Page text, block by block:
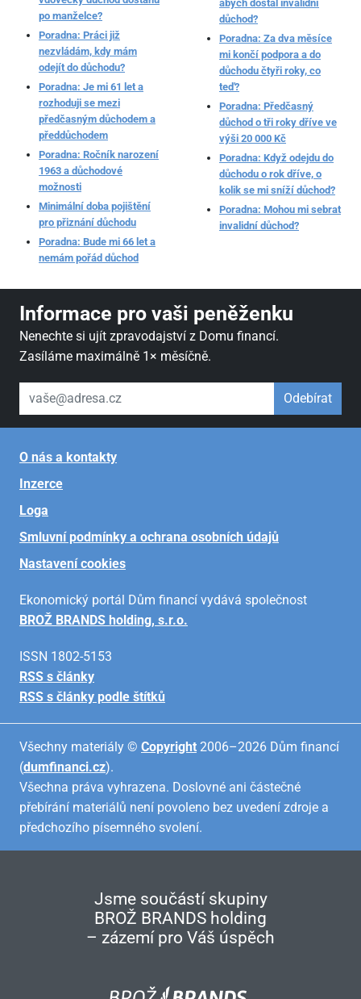
po manželce?
Poradna: Práci již
nezvládám, kdy mám
odejít do důchodu?
Poradna: Je mi 61 let a
rozhoduji se mezi
předčasným důchodem a
předdůchodem
Poradna: Ročník narození
1963 a důchodové
možnosti
Minimální doba pojištění
pro přiznání důchodu
Poradna: Bude mi 66 let a
nemám pořád důchod
abych dostal invalidní
důchod?
Poradna: Za dva měsíce
mi končí podpora a do
důchodu čtyři roky, co
teď?
Poradna: Předčasný
důchod o tři roky dříve ve
výši 20 000 Kč
Poradna: Když odejdu do
důchodu o rok dříve, o
kolik se mi sníží důchod?
Poradna: Mohou mi sebrat
invalidní důchod?
Informace pro vaši peněženku
Nenechte si ujít zpravodajství z Domu financí.
Zasíláme maximálně 1× měsíčně.
váš email Odebírat
O nás a kontakty
Inzerce
Loga
Smluvní podmínky a ochrana osobních údajů
Nastavení cookies
Ekonomický portál Dům financí vydává společnost
BROŽ BRANDS holding, s.r.o.
ISSN 1802-5153
RSS s články
RSS s články podle štítků
Všechny materiály © Copyright 2006–2026 Dům financí
(dumfinanci.cz).
Všechna práva vyhrazena. Doslovné ani částečné
přebírání materiálů není povoleno bez uvedení zdroje a
předchozího písemného svolení.
Jsme součástí skupiny
BROŽ BRANDS holding
– zázemí pro Váš úspěch